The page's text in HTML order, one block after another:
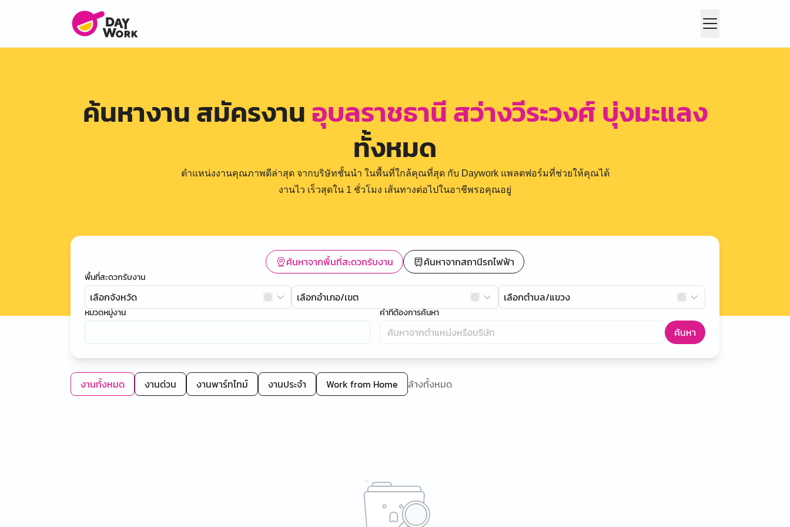
ค้นหางาน สมัครงานอุบลราชธานี สว่างวีระวงศ์ บุ่งมะแลง
ทั้งหมด
ตำแหน่งงานคุณภาพดีล่าสุด จากบริษัทชั้นนำ ในพื้นที่ใกล้คุณที่สุด กับ Daywork แพลตฟอร์มที่ช่วยให้คุณได้
งานไว เร็วสุดใน 1 ชั่วโมง เส้นทางต่อไปในอาชีพรอคุณอยู่
ค้นหาจากพื้นที่สะดวกรับงาน ค้นหาจากสถานีรถไฟฟ้า
พื้นที่สะดวกรับงาน
เลือกจังหวัด เลือกอำเภอ/เขต เลือกตำบล/แขวง
หมวดหมู่งาน คำที่ต้องการค้นหา
ค้นหา
งานทั้งหมด งานด่วน งานพาร์ทไทม์ งานประจำ Work from Home ล้างทั้งหมด